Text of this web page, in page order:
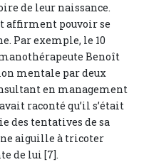
de leur naissance.
affirment pouvoir se
Par exemple, le 10
Benoît
mentale par deux
en management
raconté qu’il s’était
des tentatives de sa
aiguille à tricoter
de lui [7].